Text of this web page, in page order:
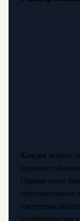
Каждая модель
уровня
Однако опыт
протекционизм
умеренная
устойчивостью